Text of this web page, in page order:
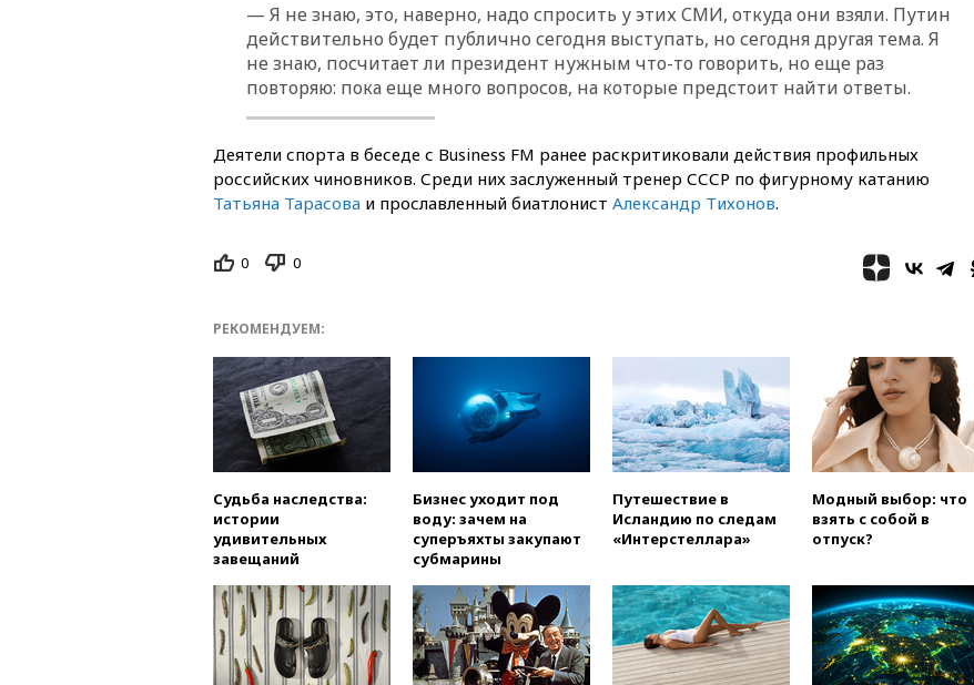
вчера, 20:35 Велосипедист
погиб при атаке FPV-дрона в
Белгородской области
вчера, 20:30 Лидию Невзорову
экстремизма
вчера, 20:20Суд США
постановил остановить
Сенат США
СК возбудил дело
против журналистки Катерины
Гордеевой о фейках о ВС
России
вчера, 19:45ISU предоставил
фигуристкам Валиевой и
Трусовой
официальный визит в Сербию
вчера, 19:19Россиянка
погибла во Французских
Альпах
— Я не знаю, это, наверно, надо спросить у этих СМИ, откуда они взяли. Путин
действительно будет публично сегодня выступать, но сегодня другая тема. Я
не знаю, посчитает ли президент нужным что-то говорить, но еще раз
повторяю: пока еще много вопросов, на которые предстоит найти ответы.
Деятели спорта в беседе с Business FM ранее раскритиковали действия профильных
российских чиновников. Среди них заслуженный тренер СССР по фигурному катанию
Татьяна Тарасова и прославленный биатлонист Александр Тихонов.
0 0
РЕКОМЕНДУЕМ:
Судьба наследства:
истории
удивительных
завещаний
Бизнес уходит под
воду: зачем на
суперъяхты закупают
субмарины
Путешествие в
Исландию по следам
«Интерстеллара»
Модный выбор: что
взять с собой в
отпуск?